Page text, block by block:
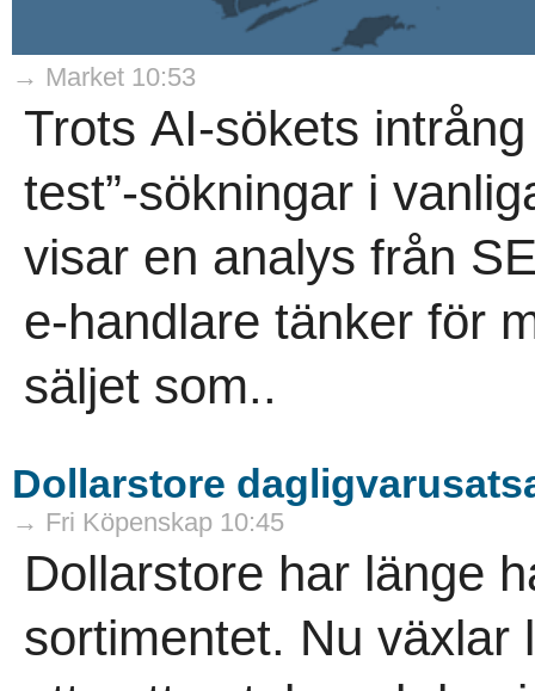
→ Market 10:53
Trots AI-sökets
test”-sökningar i
visar en analys från
e-handlare tänker för
säljet som..
Dollarstore
→ Fri Köpenskap 10:45
Dollarstore har länge
sortimentet. Nu växlar